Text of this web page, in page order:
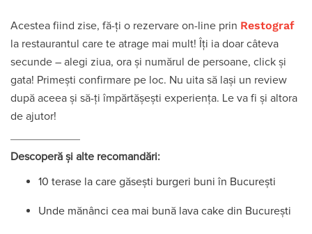
Acestea fiind zise, fă-ți o rezervare on-line prin Restograf
la restaurantul care te atrage mai mult! Îți ia doar câteva
secunde – alegi ziua, ora și numărul de persoane, click și
gata! Primești confirmare pe loc. Nu uita să lași un review
după aceea și să-ți împărtășești experiența. Le va fi și altora
de ajutor!
Descoperă și alte recomandări:
10 terase la care găsești burgeri buni în București
Unde mănânci cea mai bună lava cake din București